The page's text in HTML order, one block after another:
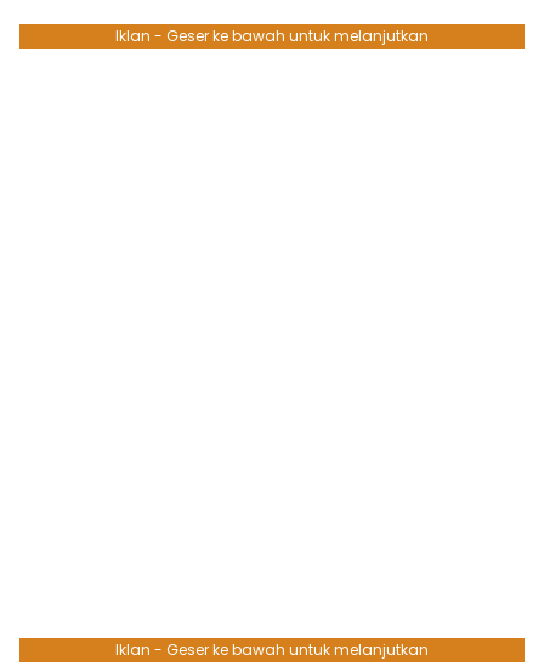
Iklan - Geser ke bawah untuk melanjutkan
Iklan - Geser ke bawah untuk melanjutkan